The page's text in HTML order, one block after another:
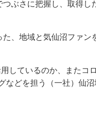
ぶさに把握し、取得し
、地域と気仙沼ファン
しているのか、またコ
などを担う（一社）仙